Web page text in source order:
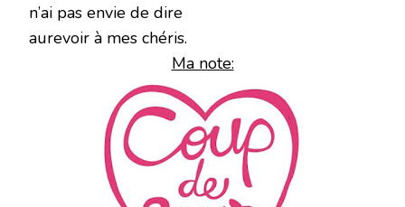
n’ai pas envie de dire
aurevoir à mes chéris.
Ma note: